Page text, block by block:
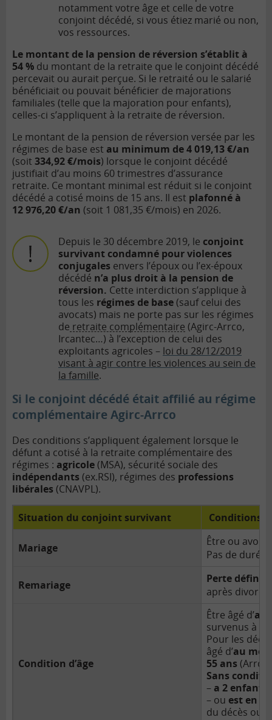
notamment votre âge et celle de votre
conjoint décédé, si vous étiez marié ou non,
vos ressources.
Le montant de la pension de réversion s’établit à
54 % du montant de la retraite que le conjoint décédé
percevait ou aurait perçue. Si le retraité ou le salarié
bénéficiait ou pouvait bénéficier de majorations
familiales (telle que la majoration pour enfants),
celles-ci s’appliquent à la retraite de réversion.
Le montant de la pension de réversion versée par les
régimes de base est au minimum de 4 019,13 €/an
(soit 334,92 €/mois) lorsque le conjoint décédé
justifiait d’au moins 60 trimestres d’assurance
retraite. Ce montant minimal est réduit si le conjoint
décédé a cotisé moins de 15 ans. Il est plafonné à
12 976,20 €/an (soit 1 081,35 €/mois) en 2026.
Depuis le 30 décembre 2019, le conjoint
survivant condamné pour violences
conjugales envers l’époux ou l’ex-époux
décédé n’a plus droit à la pension de
réversion. Cette interdiction s’applique à
tous les régimes de base(sauf celui des
avocats) mais ne porte pas sur les régimes
de retraite complémentaire (Agirc-Arrco,
Ircantec…) à l’exception de celui des
exploitants agricoles – loi du 28/12/2019
visant à agir contre les violences au sein de
la famille.
Si le conjoint décédé était affilié au régime
complémentaire Agirc-Arrco
Des conditions s’appliquent également lorsque le
défunt a cotisé à la retraite complémentaire des
régimes : agricole(MSA), sécurité sociale des
indépendants (ex.RSI), régimes des professions
libérales (CNAVPL).
Situation du conjoint survivant Conditions
Mariage
Être ou avoir
Pas de durée
Remariage
Perte
après
Condition d’âge
Être âgé d’au
survenus à
Pour les
âgé d’au
55 ans (Arrco)
Sans
– a 2 enfants
– ou est en
du décès ou